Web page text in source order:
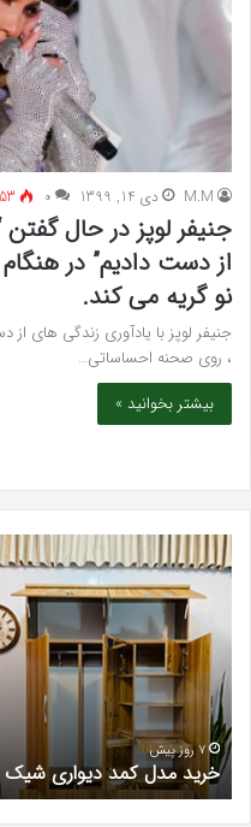
M.M دی 14, 1399 ۰
از دست دادیم” در
نو گریه می کند.
جنیفر لوپز با یادآوری زندگی های
، روی صحنه احساساتی…
بیشتر بخوانید »
خرید
مدل
دیواری
شیک
جادار
از
«کمد
پازلی»
7 روز پیش
خرید مدل کمد دیواری شیک و